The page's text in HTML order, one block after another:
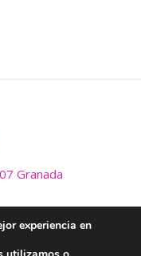
Granada
experiencia en